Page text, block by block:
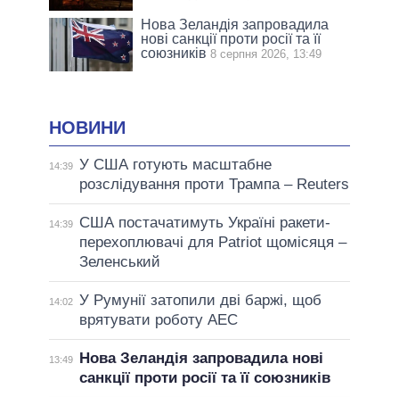
Нова Зеландія запровадила
нові санкції проти росії та її
союзників 8 серпня 2026, 13:49
НОВИНИ
14:39 У США готують масштабне
розслідування проти Трампа – Reuters
14:39
США постачатимуть Україні ракети-
перехоплювачі для Patriot щомісяця –
Зеленський
14:02 У Румунії затопили дві баржі, щоб
врятувати роботу АЕС
13:49
Нова Зеландія запровадила нові
санкції проти росії та її союзників